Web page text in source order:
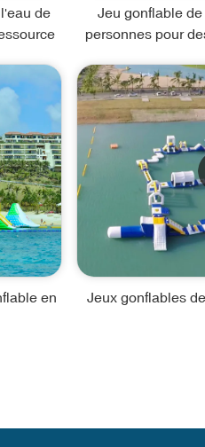
de
Jeu gonflable
personnes pour
en
Jeux gonflables